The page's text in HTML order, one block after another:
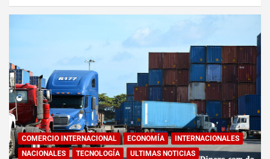
COMERCIO INTERNACIONAL ECONOMÍA
INTERNACIONALES
NACIONALES
TECNOLOGÍA ULTIMAS NOTICIAS